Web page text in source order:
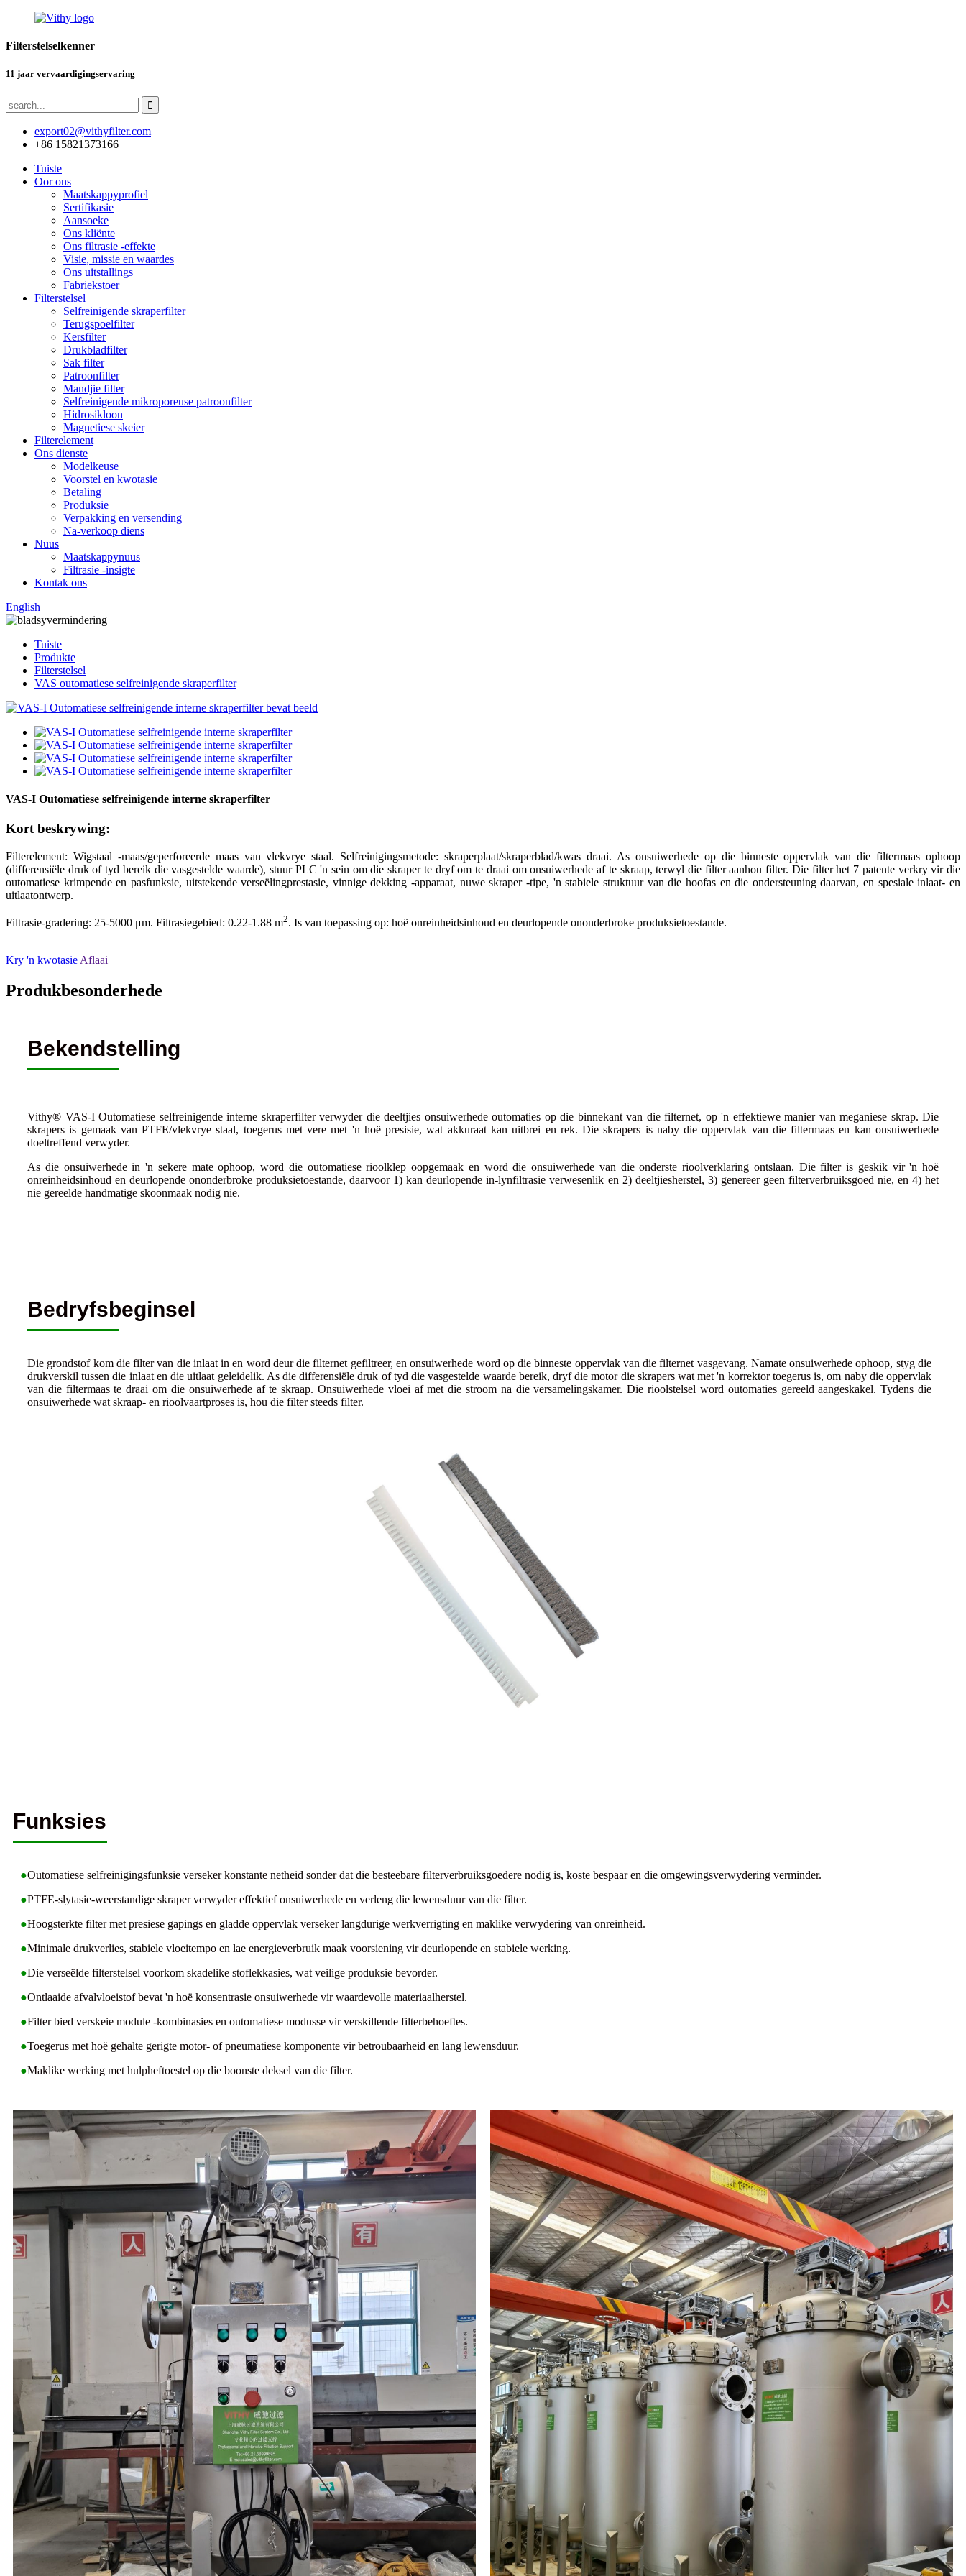
Filterstelselkenner
11 jaar vervaardigingservaring
export02@vithyfilter.com
+86 15821373166
Tuiste
Oor ons
Maatskappyprofiel
Sertifikasie
Aansoeke
Ons kliënte
Ons filtrasie -effekte
Visie, missie en waardes
Ons uitstallings
Fabriekstoer
Filterstelsel
Selfreinigende skraperfilter
Terugspoelfilter
Kersfilter
Drukbladfilter
Sak filter
Patroonfilter
Mandjie filter
Selfreinigende mikroporeuse patroonfilter
Hidrosikloon
Magnetiese skeier
Filterelement
Ons dienste
Modelkeuse
Voorstel en kwotasie
Betaling
Produksie
Verpakking en versending
Na-verkoop diens
Nuus
Maatskappynuus
Filtrasie -insigte
Kontak ons
English
Tuiste
Produkte
Filterstelsel
VAS outomatiese selfreinigende skraperfilter
VAS-I Outomatiese selfreinigende interne skraperfilter
Kort beskrywing:
Filterelement: Wigstaal -maas/geperforeerde maas van vlekvrye staal. Selfreinigingsmetode: skraperplaat/skraperblad/kwas draai. As onsuiwerhede op die binneste oppervlak van die filtermaas ophoop
(differensiële druk of tyd bereik die vasgestelde waarde), stuur PLC 'n sein om die skraper te dryf om te draai om onsuiwerhede af te skraap, terwyl die filter aanhou filter. Die filter het 7 patente verkry vir die
outomatiese krimpende en pasfunksie, uitstekende verseëlingprestasie, vinnige dekking -apparaat, nuwe skraper -tipe, 'n stabiele struktuur van die hoofas en die ondersteuning daarvan, en spesiale inlaat- en
uitlaatontwerp.
Filtrasie-gradering: 25-5000 μm. Filtrasiegebied: 0.22-1.88 m2. Is van toepassing op: hoë onreinheidsinhoud en deurlopende ononderbroke produksietoestande.
Kry 'n kwotasie Aflaai
Produkbesonderhede
Bekendstelling
Vithy® VAS-I Outomatiese selfreinigende interne skraperfilter verwyder die deeltjies onsuiwerhede outomaties op die binnekant van die filternet, op 'n effektiewe manier van meganiese skrap. Die
skrapers is gemaak van PTFE/vlekvrye staal, toegerus met vere met 'n hoë presisie, wat akkuraat kan uitbrei en rek. Die skrapers is naby die oppervlak van die filtermaas en kan onsuiwerhede
doeltreffend verwyder.
As die onsuiwerhede in 'n sekere mate ophoop, word die outomatiese rioolklep oopgemaak en word die onsuiwerhede van die onderste rioolverklaring ontslaan. Die filter is geskik vir 'n hoë
onreinheidsinhoud en deurlopende ononderbroke produksietoestande, daarvoor 1) kan deurlopende in-lynfiltrasie verwesenlik en 2) deeltjiesherstel, 3) genereer geen filterverbruiksgoed nie, en 4) het
nie gereelde handmatige skoonmaak nodig nie.
Bedryfsbeginsel
Die grondstof kom die filter van die inlaat in en word deur die filternet gefiltreer, en onsuiwerhede word op die binneste oppervlak van die filternet vasgevang. Namate onsuiwerhede ophoop, styg die
drukverskil tussen die inlaat en die uitlaat geleidelik. As die differensiële druk of tyd die vasgestelde waarde bereik, dryf die motor die skrapers wat met 'n korrektor toegerus is, om naby die oppervlak
van die filtermaas te draai om die onsuiwerhede af te skraap. Onsuiwerhede vloei af met die stroom na die versamelingskamer. Die rioolstelsel word outomaties gereeld aangeskakel. Tydens die
onsuiwerhede wat skraap- en rioolvaartproses is, hou die filter steeds filter.
Funksies
●Outomatiese selfreinigingsfunksie verseker konstante netheid sonder dat die besteebare filterverbruiksgoedere nodig is, koste bespaar en die omgewingsverwydering verminder.
●PTFE-slytasie-weerstandige skraper verwyder effektief onsuiwerhede en verleng die lewensduur van die filter.
●Hoogsterkte filter met presiese gapings en gladde oppervlak verseker langdurige werkverrigting en maklike verwydering van onreinheid.
●Minimale drukverlies, stabiele vloeitempo en lae energieverbruik maak voorsiening vir deurlopende en stabiele werking.
●Die verseëlde filterstelsel voorkom skadelike stoflekkasies, wat veilige produksie bevorder.
●Ontlaaide afvalvloeistof bevat 'n hoë konsentrasie onsuiwerhede vir waardevolle materiaalherstel.
●Filter bied verskeie module -kombinasies en outomatiese modusse vir verskillende filterbehoeftes.
●Toegerus met hoë gehalte gerigte motor- of pneumatiese komponente vir betroubaarheid en lang lewensduur.
●Maklike werking met hulpheftoestel op die boonste deksel van die filter.